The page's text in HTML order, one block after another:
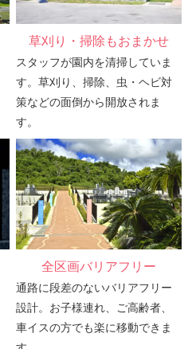
草刈り・掃除もおまかせ
スタッフが園内を清掃していま
す。草刈り、掃除、虫・ヘビ対
策などの面倒から開放されま
す。
全区画バリアフリー
通路に段差のないバリアフリー
設計。お子様連れ、ご高齢者、
車イスの方でも楽に移動できま